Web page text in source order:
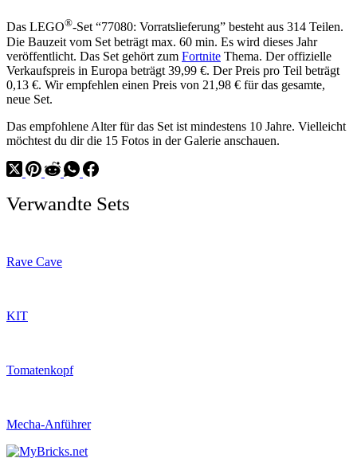
Das LEGO®-Set “77080: Vorratslieferung” besteht aus 314 Teilen.
Die Bauzeit vom Set beträgt max. 60 min. Es wird dieses Jahr
veröffentlicht. Das Set gehört zum Fortnite Thema. Der offizielle
Verkaufspreis in Europa beträgt 39,99 €. Der Preis pro Teil beträgt
0,13 €. Wir empfehlen einen Preis von 21,98 € für das gesamte,
neue Set.
Das empfohlene Alter für das Set ist mindestens 10 Jahre. Vielleicht
möchtest du dir die 15 Fotos in der Galerie anschauen.
Verwandte Sets
Rave Cave
KIT
Tomatenkopf
Mecha-Anführer